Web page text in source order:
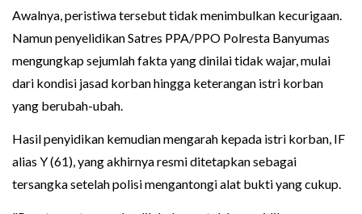
Awalnya, peristiwa tersebut tidak menimbulkan kecurigaan.
Namun penyelidikan Satres PPA/PPO Polresta Banyumas
mengungkap sejumlah fakta yang dinilai tidak wajar, mulai
dari kondisi jasad korban hingga keterangan istri korban
yang berubah-ubah.
Hasil penyidikan kemudian mengarah kepada istri korban, IF
alias Y (61), yang akhirnya resmi ditetapkan sebagai
tersangka setelah polisi mengantongi alat bukti yang cukup.